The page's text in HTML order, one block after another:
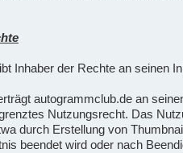
Inhaber der Rechte an seinen
autogrammclub.de an
Nutzungsrecht. Das
durch Erstellung von
beendet wird oder nach